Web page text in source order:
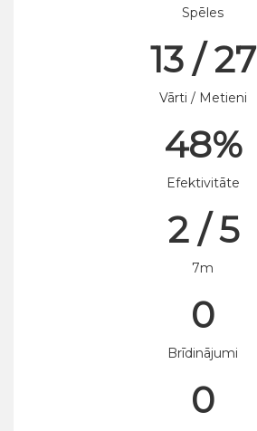
Spēles
13 / 27
Vārti / Metieni
48%
Efektivitāte
2 / 5
7m
0
Brīdinājumi
0